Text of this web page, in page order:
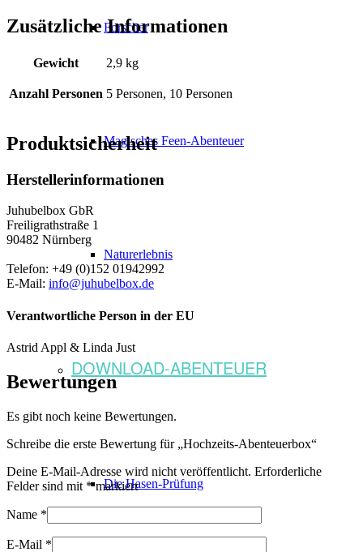
Forscher
Magisches Feen-Abenteuer
Naturerlebnis
DOWNLOAD-ABENTEUER
Die Hasen-Prüfung
Zusätzliche Informationen
Gewicht 2,9 kg
Anzahl Personen 5 Personen, 10 Personen
Produktsicherheit
Herstellerinformationen
Juhubelbox GbR
Freiligrathstraße 1
90482 Nürnberg
Telefon: +49 (0)152 01942992
E-Mail: info@juhubelbox.de
Verantwortliche Person in der EU
Astrid Appl & Linda Just
Bewertungen
Es gibt noch keine Bewertungen.
Schreibe die erste Bewertung für „Hochzeits-Abenteuerbox“
Deine E-Mail-Adresse wird nicht veröffentlicht. Erforderliche
Felder sind mit *markiert
Name *
E-Mail *